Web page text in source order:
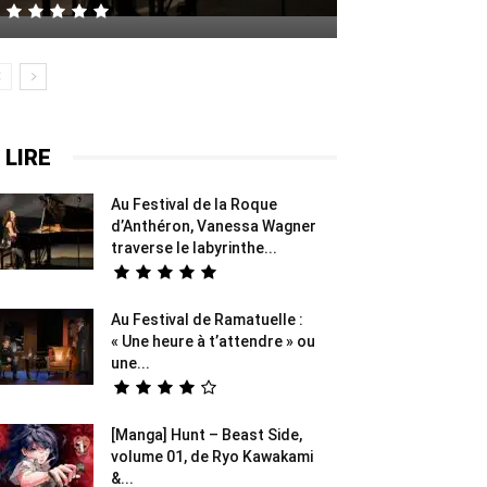
Au Festival de la Roque
d’Anthéron, Vanessa Wagner
traverse le labyrinthe...
Au Festival de Ramatuelle :
« Une heure à t’attendre » ou
une...
[Manga] Hunt – Beast Side,
volume 01, de Ryo Kawakami
&...